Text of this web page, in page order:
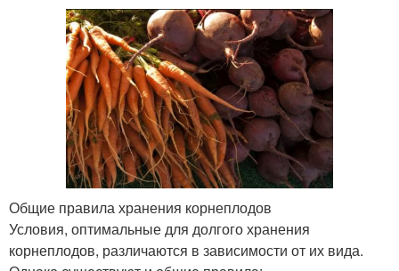
Общие правила хранения корнеплодов
Условия, оптимальные для долгого хранения
корнеплодов, различаются в зависимости от их вида.